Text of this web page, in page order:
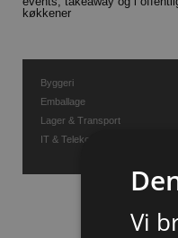
køkkener
Byggeri
Emballage
Lager & Transport
IT & Telekommunikation
Vi